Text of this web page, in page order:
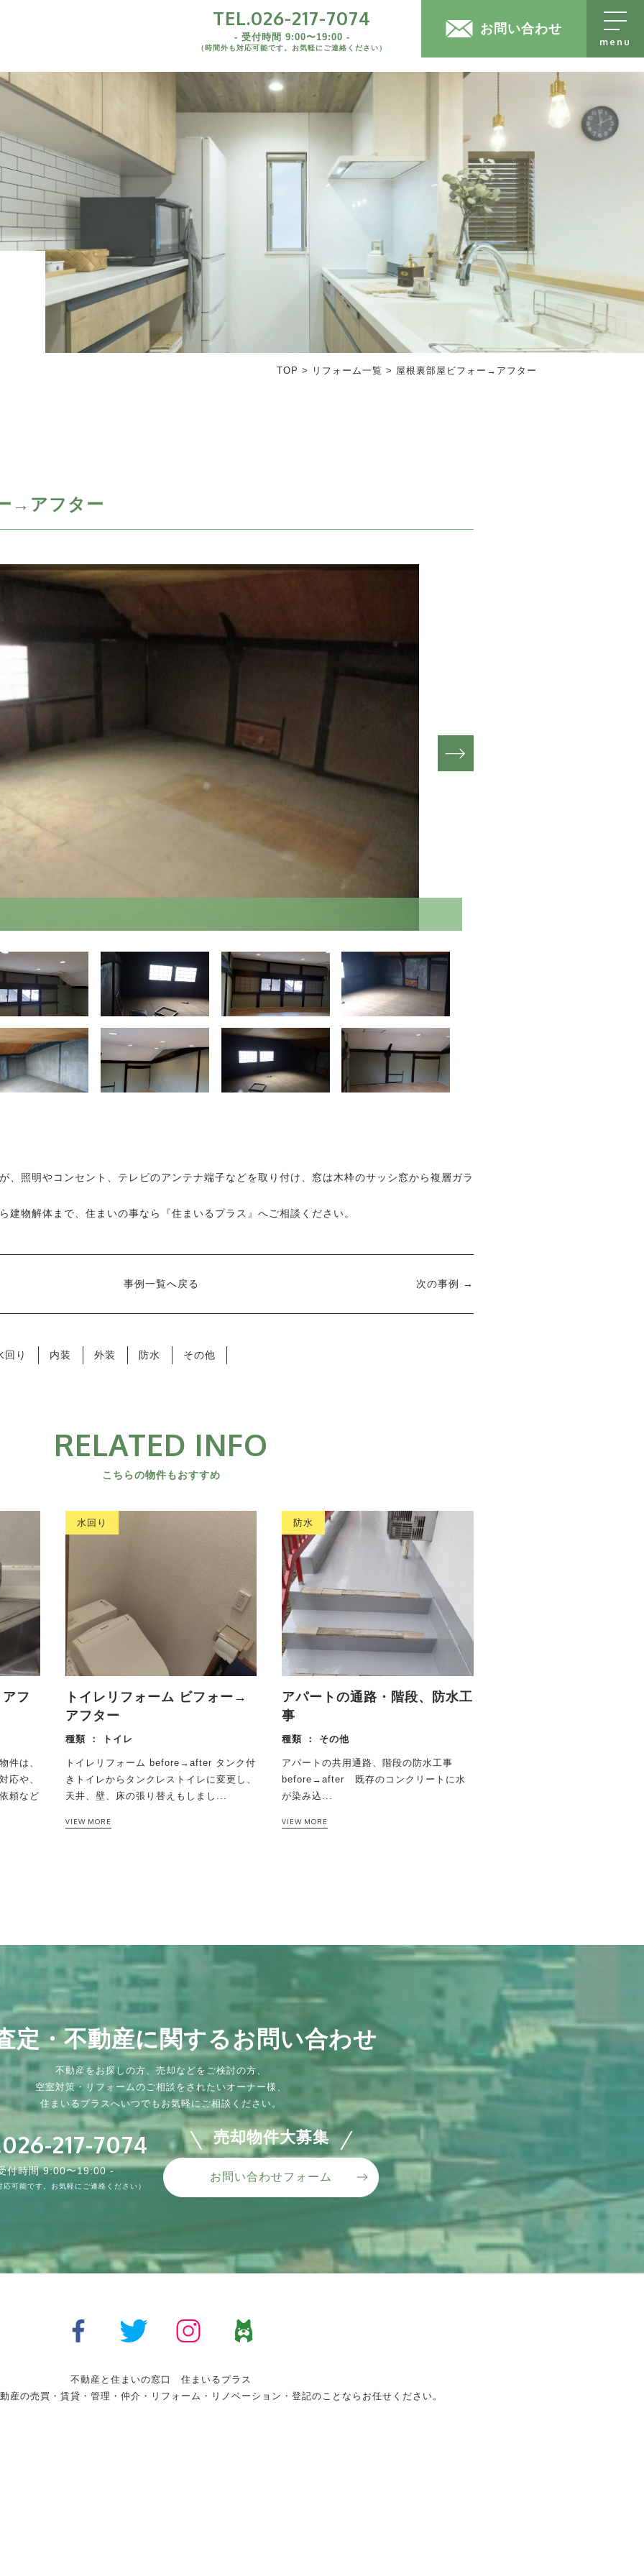
TEL.026-217-7074
- 受付時間 9:00〜19:00 -
（時間外も対応可能です。お気軽にご連絡ください）
お問い合わせ
県内)
県外)
県
県
4LDK以上
TEL.026-217-7074
- 受付時間 9:00〜19:00 -
売却物件大募集
お問い合わせフォーム
TOP > リフォーム一覧 > 屋根裏部屋ビフォー→アフター
→アフター
、照明やコンセント、テレビのアンテナ端子などを取り付け、窓は木枠のサッシ窓から複層ガラ
建物解体まで、住まいの事なら『住まいるプラス』へご相談ください。
事例一覧へ戻る 次の事例
回り 内装 外装 防水 その他
RELATED INFO
こちらの物件もおすすめ
フ
件は、
応や、
頼など
水回り
トイレリフォーム ビフォー→
アフター
種類 ： トイレ
トイレリフォーム before→after タンク付
きトイレからタンクレストイレに変更し、
天井、壁、床の張り替えもしまし...
VIEW MORE
防水
アパートの通路・階段、防水工
事
種類 ： その他
アパートの共用通路、階段の防水工事
before→after 既存のコンクリートに水
が染み込...
VIEW MORE
フ
件は、
水回り
トイレリフォーム ビフォー→
アフター
種類 ：トイレ
トイレリフォーム before→after タンク付
VIEW MORE
水回り
浴室リフォーム ビフォー→ア
フター
浴室リフォーム before→after 昔懐かしい
バランス型風呂釜から、ガス給湯器にリフ
VIEW MORE
天井を
内装
屋根裏部屋ビフォー→アフター
種類 ：クロス・フローリング電気工事
屋根裏部屋 before→after 電気設備が何も
なかったのですが、照明やコンセント、テ
内装
和室リフォーム
種類 ：クロス・フローリング
和室リフォーム工事を行いました。 リフ
ォーム・リノベーションなど住まいの事な
ら『住まいるプラス』にお任せ下さ
・リノ
いの事
外装
外壁塗装 before→after
種類 ：外壁
外壁塗装 before→after となります。 そ
の他、雨樋の取り替え、窓枠のコーキング
外装
外壁塗装 before→after
種類 ：外壁ベランダ屋上・屋根
外壁塗装 before→after となります。 屋
根は遮熱塗装を施工し、屋根材の温度上昇
を抑え、屋根に近い2階の暑さな...
水工
工事
防水
ベランダ防水工事
before→after
種類 ：ベランダ
ベランダ防水工事 before→after リフォー
VIEW MORE
防水
屋上防水工事 before→after
種類 ：屋上・屋根
屋上防水工事 before→after リフォーム・
リノベーションから建物解体まで、住まい
の事なら『住まいるプラス』へご...
窓から
解消さ
その他
解体工事
種類 ：その他
古くなったり使わなくなった空き家等の建
物解体も承っております。 売却や建て
その他
内窓取り付け
種類 ：その他
内窓取り付け before→after リフォーム・
リノベーションから建物解体まで、住まい
の事なら『住まいるプラス』へご...
定・不動産に関するお問い合わせ
不動産をお探しの方、売却などをご検討の方、
空室対策・リフォームのご相談をされたいオーナー様、
住まいるプラスへいつでもお気軽にご相談ください。
217-7074
付時間 9:00〜19:00 -
応可能です。お気軽にご連絡ください）
売却物件大募集
お問い合わせフォーム
不動産と住まいの窓口 住まいるプラス
産の売買・賃貸・管理・仲介・リフォーム・リノベーション・登記のことならお任せください。